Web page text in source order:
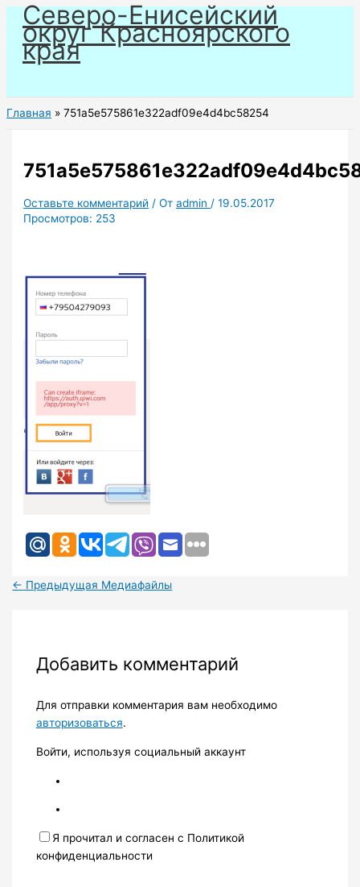
Перейти
содержимому
Северо-Енисейский
округ Красноярского
края
Главная 751a5e575861e322adf09e4d4bc58254
Оставьте комментарий / Отadmin /19.05.2017
Просмотров: 253
← Предыдущая Медиафайлы
Добавить комментарий
Для отправки комментария вам необходимо
авторизоваться.
Войти, используя социальный аккаунт
Я прочитал и согласен с Политикой
конфиденциальности